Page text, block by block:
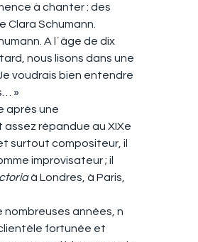
à chanter : des
Clara Schumann.
A l´âge de dix
nous lisons dans une
voudrais bien entendre
»
après une
répandue au XIXe
surtout compositeur, il
improvisateur ; il
à Londres, à Paris,
nombreuses années, n
fortunée et